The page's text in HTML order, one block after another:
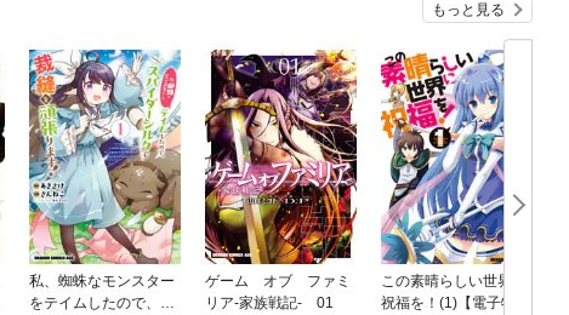
もっと見る
私、蜘蛛なモンスター
をテイムしたので、ス
ゲーム オブ ファミ
リア-家族戦記- 01
この素晴らしい世界に
祝福を！(1)【電子特別